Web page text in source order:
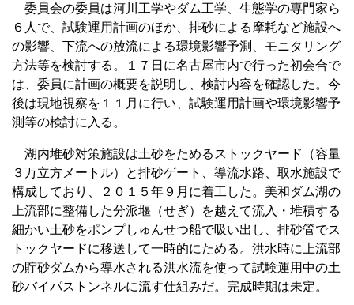
委員会の委員は河川工学やダム工学、生態学の専門家ら
６人で、試験運用計画のほか、排砂による摩耗など施設へ
の影響、下流への放流による環境影響予測、モニタリング
方法等を検討する。１７日に名古屋市内で行った初会合で
は、委員に計画の概要を説明し、検討内容を確認した。今
後は現地視察を１１月に行い、試験運用計画や環境影響予
測等の検討に入る。
湖内堆砂対策施設は土砂をためるストックヤード（容量
３万立方メートル）と排砂ゲート、導流水路、取水施設で
構成しており、２０１５年９月に着工した。美和ダム湖の
上流部に整備した分派堰（せぎ）を越えて流入・堆積する
細かい土砂をポンプしゅんせつ船で吸い出し、排砂管でス
トックヤードに移送して一時的にためる。洪水時に上流部
の貯砂ダムから導水される洪水流を使って試験運用中の土
砂バイパストンネルに流す仕組みだ。完成時期は未定。